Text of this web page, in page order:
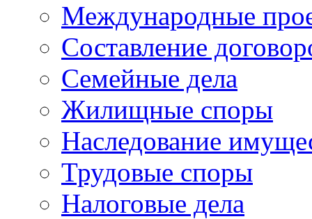
Международные
Составление
Семейные дела
Жилищные споры
Наследование
Трудовые споры
Налоговые дела